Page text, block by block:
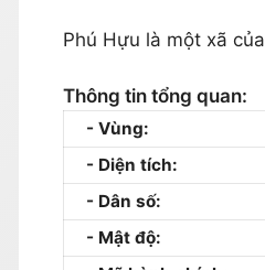
Phú Hựu là một xã của
Thông tin tổng quan:
Vùng:
Diện tích:
Dân số:
Mật độ: